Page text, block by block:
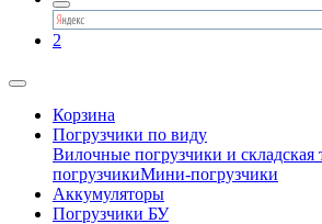
2
Корзина
Погрузчики по виду
Вилочные погрузчики и складская
погрузчикиМини-погрузчики
Аккумуляторы
Погрузчики БУ